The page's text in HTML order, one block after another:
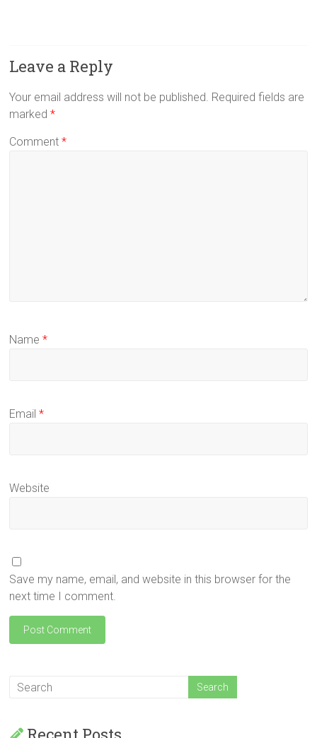
Leave a Reply
Your email address will not be published. Required fields are
marked*
Comment*
Name*
Email*
Website
Save my name, email, and website in this browser for the
next time I comment.